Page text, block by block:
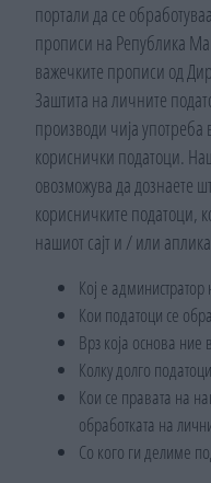
портали да се
прописи на Република
важечките прописи од
Заштита на личните
производи чија
кориснички податоци.
овозможува да дознаете
корисничките податоци,
нашиот сајт и / или
Кој е
Кои податоци се
Врз која основа
Колку долго
Кои се правата на
обработката на
Со кого ги делиме